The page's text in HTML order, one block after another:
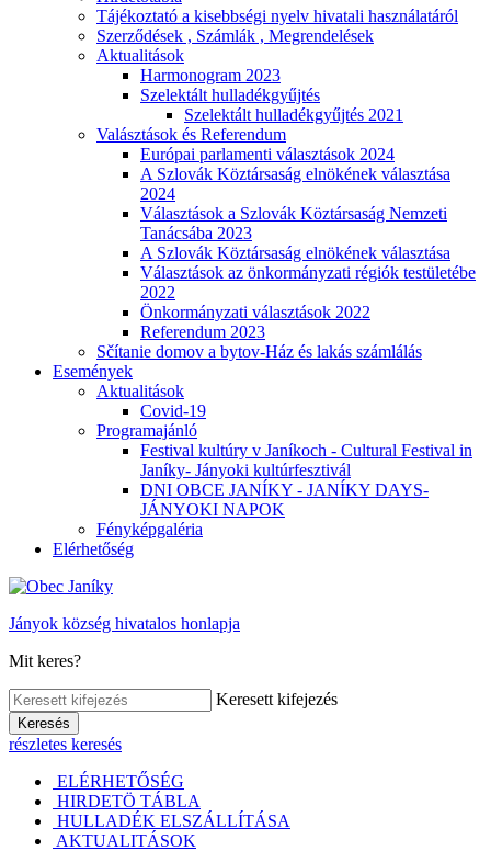
Tájékoztató a kisebbségi nyelv hivatali használatáról
Szerződések , Számlák , Megrendelések
Aktualitások
Harmonogram 2023
Szelektált hulladékgyűjtés
Szelektált hulladékgyűjtés 2021
Valásztások és Referendum
Európai parlamenti választások 2024
A Szlovák Köztársaság elnökének választása
2024
Választások a Szlovák Köztársaság Nemzeti
Tanácsába 2023
A Szlovák Köztársaság elnökének választása
Választások az önkormányzati régiók testületébe
2022
Önkormányzati választások 2022
Referendum 2023
Sčítanie domov a bytov-Ház és lakás számlálás
Események
Aktualitások
Covid-19
Programajánló
Festival kultúry v Janíkoch - Cultural Festival in
Janíky- Jányoki kultúrfesztivál
DNI OBCE JANÍKY - JANÍKY DAYS-
JÁNYOKI NAPOK
Fényképgaléria
Elérhetőség
Jányok község hivatalos honlapja
Mit keres?
Keresett kifejezés
Keresés
részletes keresés
ELÉRHETŐSÉG
HIRDETÖ TÁBLA
HULLADÉK ELSZÁLLÍTÁSA
AKTUALITÁSOK